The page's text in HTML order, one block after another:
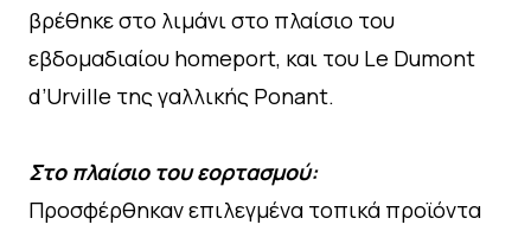
βρέθηκε στο λιμάνι στο πλαίσιο του
εβδομαδιαίου homeport, και του Le Dumont
d’Urville της γαλλικής Ponant.
Στο πλαίσιο του εορτασμού:
Προσφέρθηκαν επιλεγμένα τοπικά προϊόντα